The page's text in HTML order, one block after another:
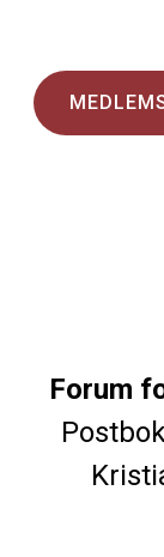
Forum